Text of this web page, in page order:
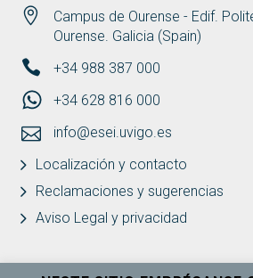
Campus de Ourense - Edif.
Ourense. Galicia (Spain)
+34 988 387 000
+34 628 816 000
info@esei.uvigo.es
Localización y contacto
Reclamaciones y sugerencias
Aviso Legal y privacidad